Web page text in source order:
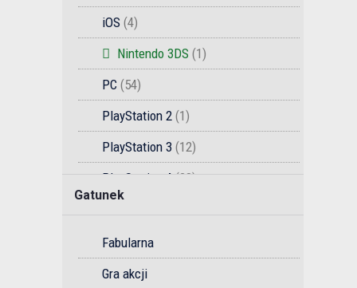
iOS(4)
Nintendo 3DS(1)
PC(54)
PlayStation 2(1)
PlayStation 3(12)
PlayStation 4 (28)
PlayStation Vita
Switch(16)
Gatunek
Fabularna
Gra akcji